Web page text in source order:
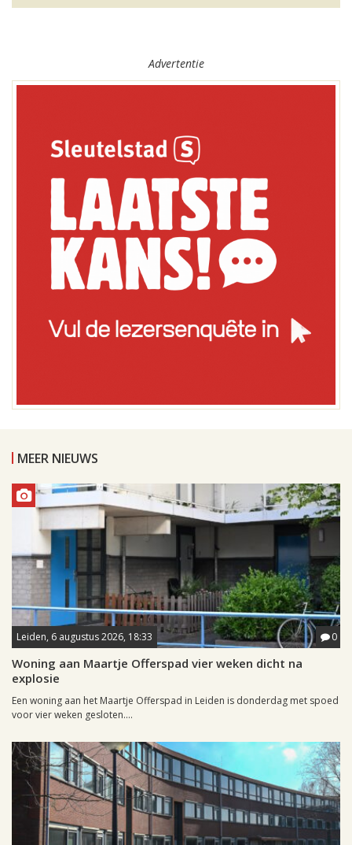
Advertentie
MEER NIEUWS
Leiden, 6 augustus 2026, 18:33 0
Woning aan Maartje Offerspad vier weken dicht na
explosie
Een woning aan het Maartje Offerspad in Leiden is donderdag met spoed
voor vier weken gesloten....